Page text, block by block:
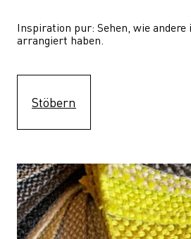
Inspiration pur: Sehen, wie andere
arrangiert haben.
Stöbern